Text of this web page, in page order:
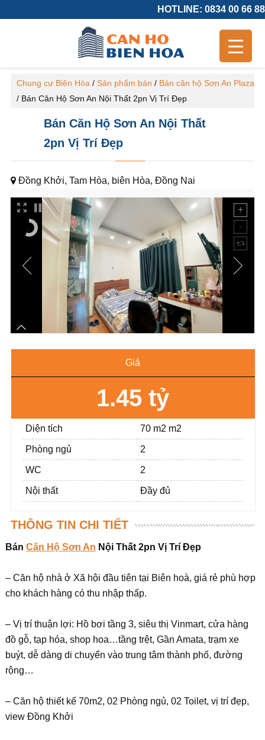
HOTLINE: 0834 00 66 88
Chung cư Biên Hòa / Sản phẩm bán / Bán căn hộ Sơn An Plaza
/ Bán Căn Hộ Sơn An Nội Thất 2pn Vị Trí Đẹp
Bán Căn Hộ Sơn An Nội Thất
2pn Vị Trí Đẹp
Đồng Khởi, Tam Hòa, biên Hòa, Đồng Nai
Giá
1.45 tỷ
Diện tích 70 m2 m2
Phòng ngủ 2
WC 2
Nội thất Đầy đủ
THÔNG TIN CHI TIẾT
Bán Căn Hộ Sơn An Nội Thất 2pn Vị Trí Đẹp
– Căn hộ nhà ở Xã hội đầu tiên tại Biên hoà, giá rẻ phù hợp
cho khách hàng có thu nhập thấp.
– Vị trí thuận lợi: Hồ bơi tầng 3, siêu thị Vinmart, cửa hàng
đồ gỗ, tạp hóa, shop hoa…tầng trệt, Gần Amata, trạm xe
buýt, dễ dàng di chuyển vào trung tâm thành phố, đường
rộng…
– Căn hộ thiết kế 70m2, 02 Phòng ngủ, 02 Toilet, vị trí đẹp,
view Đồng Khởi